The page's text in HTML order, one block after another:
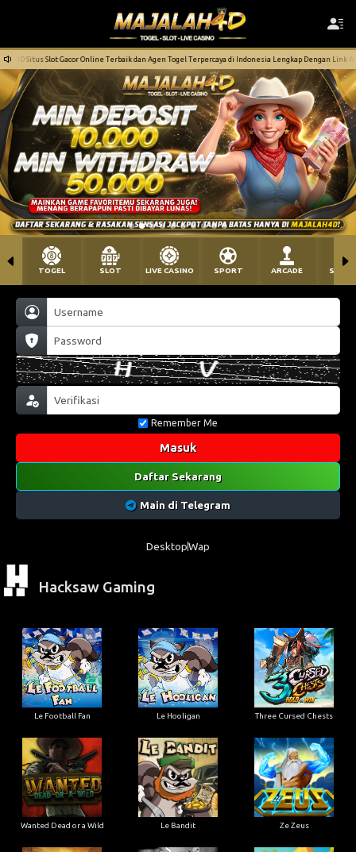
Terbaik dan Agen Togel Terpercaya di Indonesia Lengkap Dengan Link Alternatif Resmi Minimal
Remember Me
Masuk
Daftar Sekarang
Main di Telegram
TOGEL SLOT LIVE CASINO SPORT ARCADE
DesktopWap
Hacksaw Gaming
Le Football Fan Le Hooligan Three Cursed Chests
Wanted Dead or a Wild Le Bandit Ze Zeus